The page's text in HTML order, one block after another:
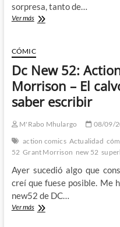
sorpresa, tanto de…
Ver másBatería
del
New
52
DC
–
y
semana
CÓMIC
Dc New 52:
Morrison – El
saber escribir
M'Rabo Mhulargo 08/09/
action comics Actualidad
52 Grant Morrison new 52
Ayer sucedió algo que
creí que fuese posible. Me
new52 de DC…
Ver másDc